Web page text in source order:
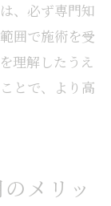
、必ず専門知
囲で施術を受
理解したうえ
とで、より高
メリッ